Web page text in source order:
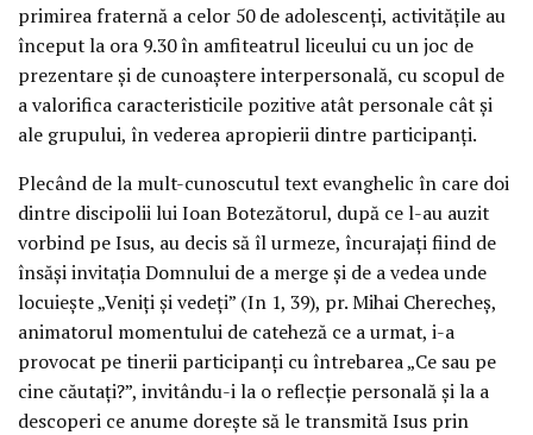
primirea fraternă a celor 50 de adolescenți, activitățile au
început la ora 9.30 în amfiteatrul liceului cu un joc de
prezentare și de cunoaștere interpersonală, cu scopul de
a valorifica caracteristicile pozitive atât personale cât și
ale grupului, în vederea apropierii dintre participanți.
Plecând de la mult-cunoscutul text evanghelic în care doi
dintre discipolii lui Ioan Botezătorul, după ce l-au auzit
vorbind pe Isus, au decis să îl urmeze, încurajați fiind de
însăși invitația Domnului de a merge și de a vedea unde
locuiește „Veniți și vedeți” (In 1, 39), pr. Mihai Cherecheș,
animatorul momentului de cateheză ce a urmat, i-a
provocat pe tinerii participanți cu întrebarea „Ce sau pe
cine căutați?”, invitându-i la o reflecție personală și la a
descoperi ce anume dorește să le transmită Isus prin